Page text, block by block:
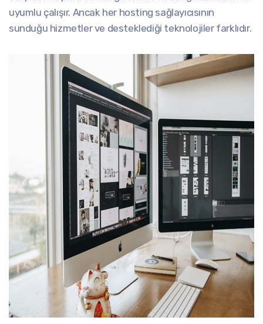
uyumlu çalışır. Ancak her hosting sağlayıcısının
sunduğu hizmetler ve desteklediği teknolojiler farklıdır.